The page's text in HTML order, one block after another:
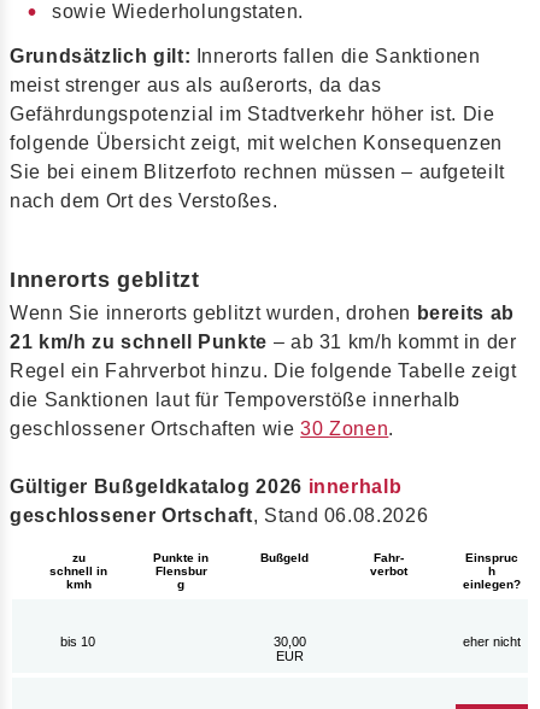
sowie Wiederholungstaten.
Grundsätzlich gilt: Innerorts fallen die Sanktionen
meist strenger aus als außerorts, da das
Gefährdungspotenzial im Stadtverkehr höher ist. Die
folgende Übersicht zeigt, mit welchen Konsequenzen
Sie bei einem Blitzerfoto rechnen müssen – aufgeteilt
nach dem Ort des Verstoßes.
Innerorts geblitzt
Wenn Sie innerorts geblitzt wurden, drohen bereits ab
21 km/h zu schnell Punkte – ab 31 km/h kommt in der
Regel ein Fahrverbot hinzu. Die folgende Tabelle zeigt
die Sanktionen laut für Tempoverstöße innerhalb
geschlossener Ortschaften wie30 Zonen.
Gültiger Bußgeldkatalog 2026 innerhalb
geschlossener Ortschaft, Stand 06.08.2026
zu
schnell in
kmh
Punkte in
Flensbur
g
Bußgeld
Fahr-
verbot
Einspruc
h
einlegen?
bis 10
30,00
EUR
eher nicht